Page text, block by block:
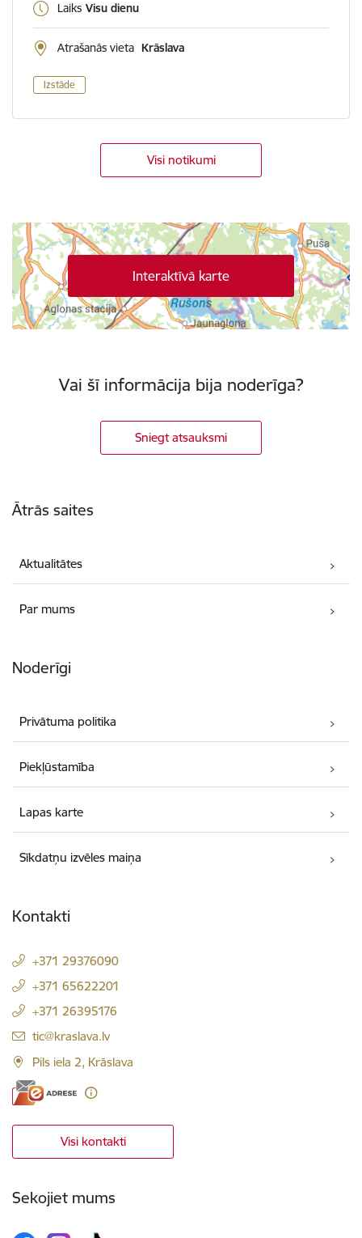
Laiks Visu dienu
Atrašanās vieta Krāslava
Izstāde
Visi notikumi
Interaktīvā karte
Vai šī informācija bija noderīga?
Sniegt atsauksmi
Ātrās saites
Aktualitātes
Par mums
Noderīgi
Privātuma politika
Piekļūstamība
Lapas karte
Sīkdatņu izvēles maiņa
Kontakti
+371 29376090
+371 65622201
+371 26395176
E-pasts:
tic@kraslava.lv
Pils iela 2, Krāslava
Visi kontakti
Sekojiet mums